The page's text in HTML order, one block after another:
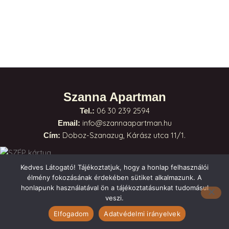
Szanna Apartman
Tel.: 06 30 239 2594
Email: info@szannaapartman.hu
Cím: Doboz-Szanazug, Kárász utca 11/1.
Házirend
ÁSZF
Adatkezelési tájékoztató
Kedves Látogató! Tájékoztatjuk, hogy a honlap felhasználói
élmény fokozásának érdekében sütiket alkalmazunk. A
honlapunk használatával ön a tájékoztatásunkat tudomásul
veszi.
Elfogadom
Adatvédelmi irányelvek